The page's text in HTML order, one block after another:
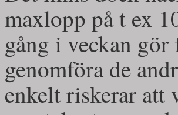
maxlopp på t ex
gång i veckan
genomföra de
enkelt riskerar att